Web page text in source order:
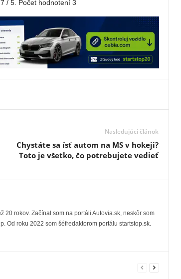
/ 5. Počet hodnotení 3
Nasledujúci článok
Chystáte sa ísť autom na MS v hokeji?
Toto je všetko, čo potrebujete vedieť
20 rokov. Začínal som na portáli Autovia.sk, neskôr som
Od roku 2022 som šéfredaktorom portálu startstop.sk.